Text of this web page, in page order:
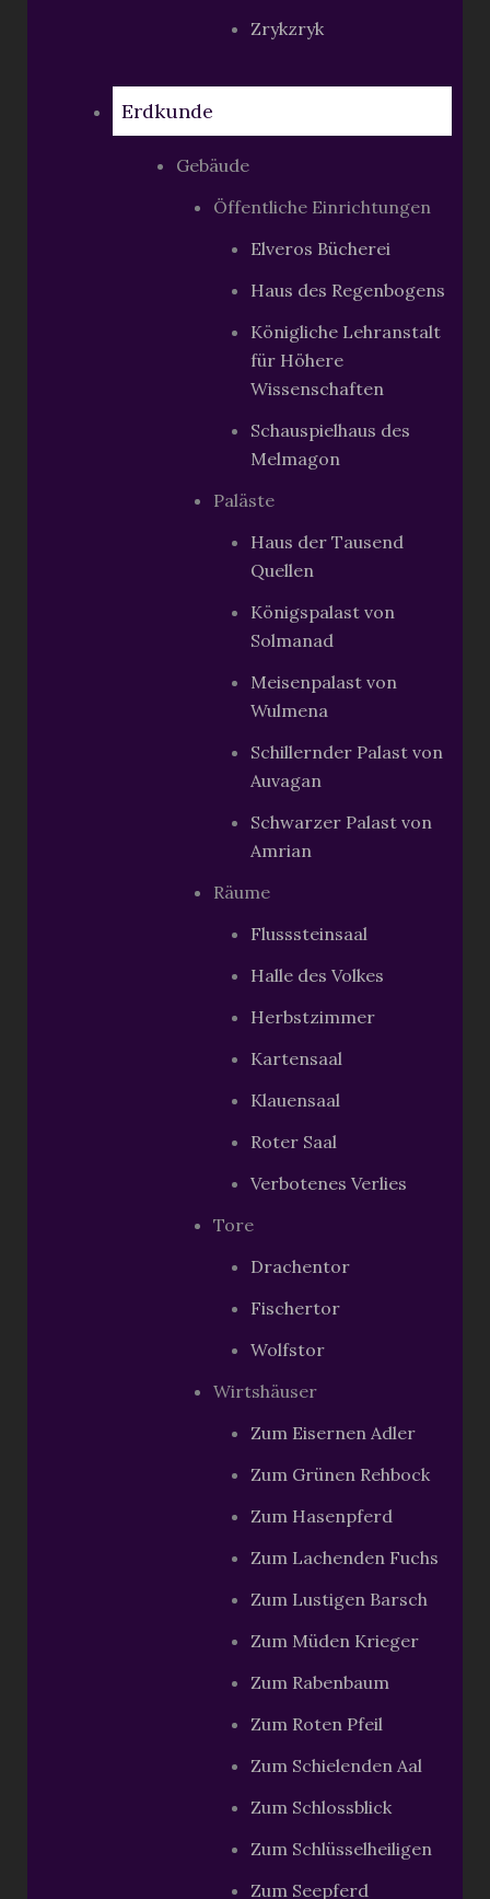
Zrykzryk
Erdkunde
Gebäude
Öffentliche Einrichtungen
Elveros Bücherei
Haus des Regenbogens
Königliche Lehranstalt
für Höhere
Wissenschaften
Schauspielhaus des
Melmagon
Paläste
Haus der Tausend
Quellen
Königspalast von
Solmanad
Meisenpalast von
Wulmena
Schillernder Palast von
Auvagan
Schwarzer Palast von
Amrian
Räume
Flusssteinsaal
Halle des Volkes
Herbstzimmer
Kartensaal
Klauensaal
Roter Saal
Verbotenes Verlies
Tore
Drachentor
Fischertor
Wolfstor
Wirtshäuser
Zum Eisernen Adler
Zum Grünen Rehbock
Zum Hasenpferd
Zum Lachenden Fuchs
Zum Lustigen Barsch
Zum Müden Krieger
Zum Rabenbaum
Zum Roten Pfeil
Zum Schielenden Aal
Zum Schlossblick
Zum Schlüsselheiligen
Zum Seepferd